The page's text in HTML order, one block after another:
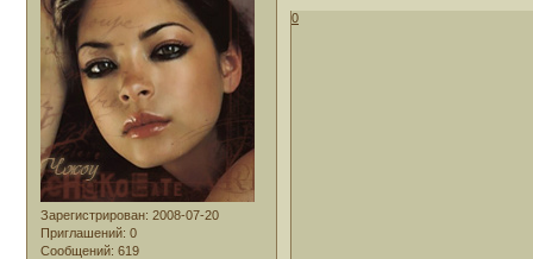
Зарегистрирован: 2008-07-20
Приглашений: 0
Сообщений: 619
0